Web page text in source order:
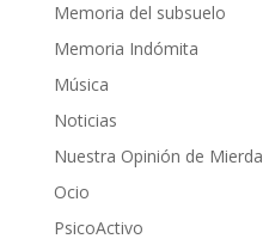
Memoria del subsuelo
Memoria Indómita
Música
Noticias
Nuestra Opinión de Mierda
Ocio
PsicoActivo